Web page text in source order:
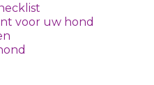
voor uw hond